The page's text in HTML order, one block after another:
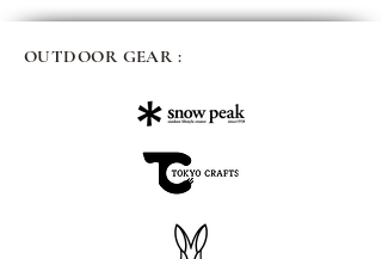
OUTDOOR GEAR :